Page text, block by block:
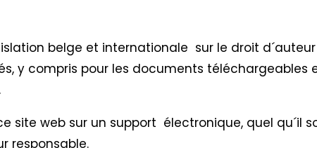
belge et internationale sur le droit
y compris pour les documents téléchargeables
site web sur un support électronique, quel qu´il
responsable.